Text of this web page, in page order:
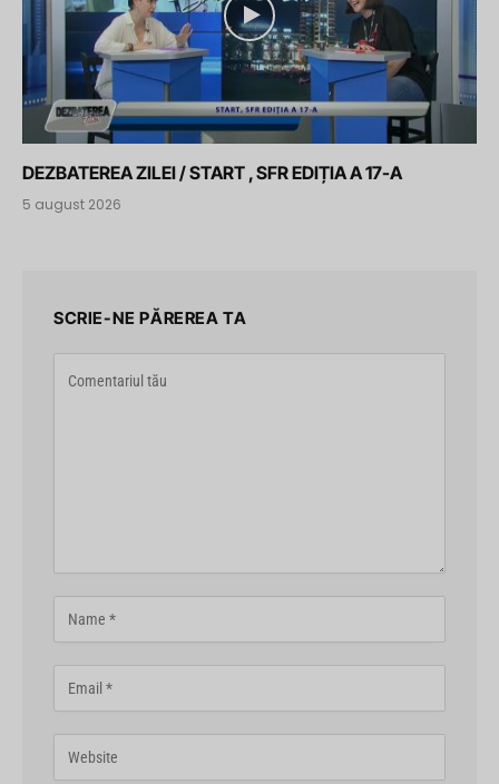
DEZBATEREA ZILEI / START , SFR EDIȚIA A 17-A
5 august 2026
SCRIE-NE PĂREREA TA